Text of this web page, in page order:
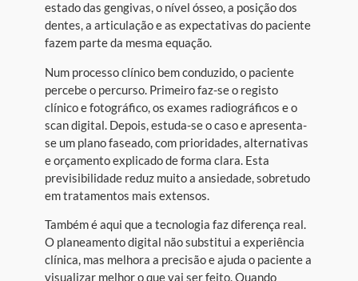
estado das gengivas, o nível ósseo, a posição dos
dentes, a articulação e as expectativas do paciente
fazem parte da mesma equação.
Num processo clínico bem conduzido, o paciente
percebe o percurso. Primeiro faz-se o registo
clínico e fotográfico, os exames radiográficos e o
scan digital. Depois, estuda-se o caso e apresenta-
se um plano faseado, com prioridades, alternativas
e orçamento explicado de forma clara. Esta
previsibilidade reduz muito a ansiedade, sobretudo
em tratamentos mais extensos.
Também é aqui que a tecnologia faz diferença real.
O planeamento digital não substitui a experiência
clínica, mas melhora a precisão e ajuda o paciente a
visualizar melhor o que vai ser feito. Quando